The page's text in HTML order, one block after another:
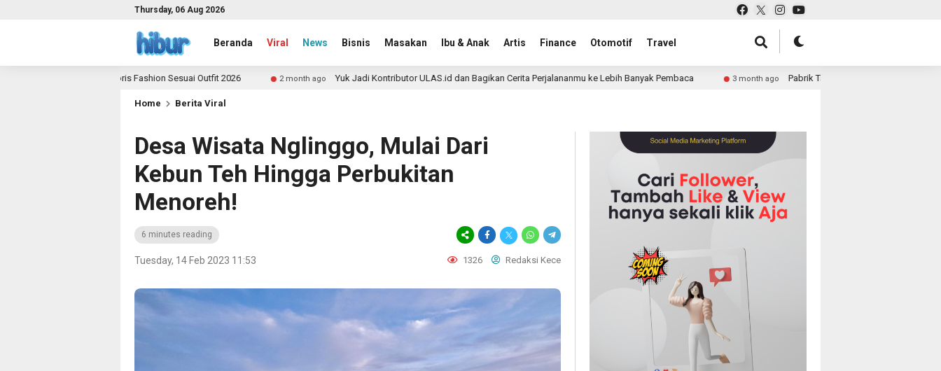
Thursday, 06 Aug 2026
Beranda Viral News Bisnis Masakan Ibu & Anak Artis Finance Otomotif Travel
Aksesoris Fashion Sesuai Outfit 2026 2 month ago Yuk Jadi Kontributor ULAS.id dan Bagikan Cerita Perjalananmu ke Lebih Banyak Pembaca 3 month ago Pabrik Tas untuk Retail atau Perusahaan: Solusi
Home Berita Viral
Desa Wisata Nglinggo, Mulai Dari
Kebun Teh Hingga Perbukitan
Menoreh!
6 minutes reading
Tuesday, 14 Feb 2023 11:53 1326 Redaksi Kece